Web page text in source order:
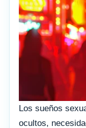
Los sueños
ocultos,